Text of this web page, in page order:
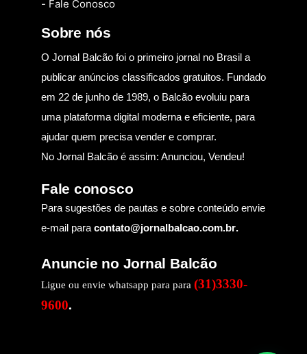
- Fale Conosco
Sobre nós
O Jornal Balcão foi o primeiro jornal no Brasil a
publicar anúncios classificados gratuitos. Fundado
em 22 de junho de 1989, o Balcão evoluiu para
uma plataforma digital moderna e eficiente, para
ajudar quem precisa vender e comprar.
No Jornal Balcão é assim: Anunciou, Vendeu!
Fale conosco
Para sugestões de pautas e sobre conteúdo envie
e-mail para contato@jornalbalcao.com.br.
Anuncie no Jornal Balcão
Ligue ou envie whatsapp para para (31)3330-
9600.